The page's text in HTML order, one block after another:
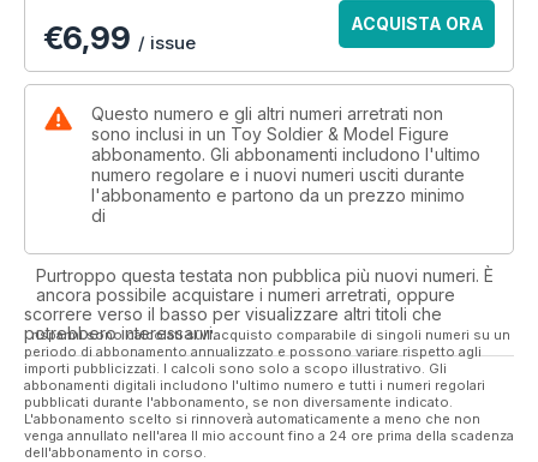
Nick Breul shares his lifelong “Collector’s Story.” His wide-
ranging interests include police ﬁgures due to his career in
law enforcement. As usual, there’s lots more in store in this
edition, so please start turning the pages, enjoy and, as
always, happy collecting!
€6,99 / issue
ACQUISTA ORA
Questo numero e gli altri numeri arretrati non
sono inclusi in un Toy Soldier & Model Figure
abbonamento. Gli abbonamenti includono l'ultimo
numero regolare e i nuovi numeri usciti durante
l'abbonamento e partono da un prezzo minimo
di
Purtroppo questa testata non pubblica più nuovi numeri. È
ancora possibile acquistare i numeri arretrati, oppure
scorrere verso il basso per visualizzare altri titoli che
potrebbero interessarvi.
I risparmi sono calcolati sull'acquisto comparabile di singoli numeri su un
periodo di abbonamento annualizzato e possono variare rispetto agli
importi pubblicizzati. I calcoli sono solo a scopo illustrativo. Gli
abbonamenti digitali includono l'ultimo numero e tutti i numeri regolari
pubblicati durante l'abbonamento, se non diversamente indicato.
L'abbonamento scelto si rinnoverà automaticamente a meno che non
venga annullato nell'area Il mio account fino a 24 ore prima della scadenza
dell'abbonamento in corso.